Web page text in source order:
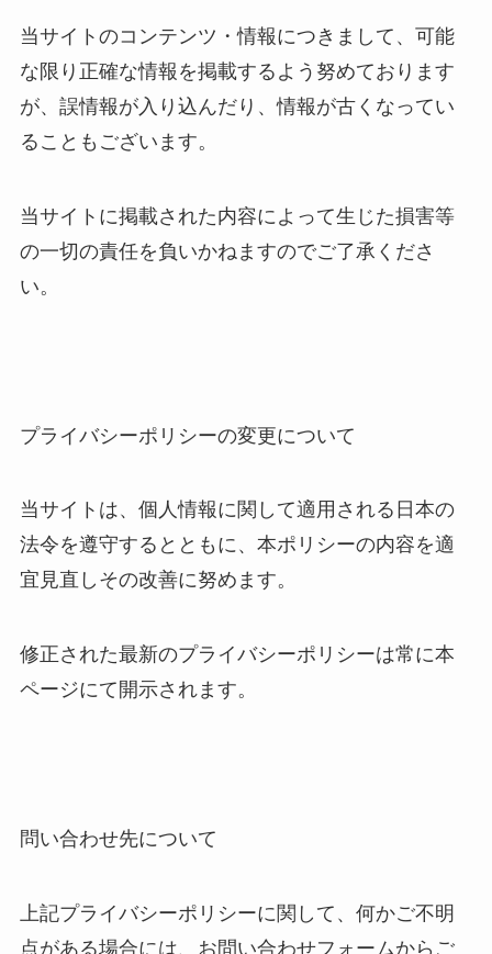
当サイトのコンテンツ・情報につきまして、可能
な限り正確な情報を掲載するよう努めております
が、誤情報が入り込んだり、情報が古くなってい
ることもございます。
当サイトに掲載された内容によって生じた損害等
の一切の責任を負いかねますのでご了承くださ
い。
プライバシーポリシーの変更について
当サイトは、個人情報に関して適用される日本の
法令を遵守するとともに、本ポリシーの内容を適
宜見直しその改善に努めます。
修正された最新のプライバシーポリシーは常に本
ページにて開示されます。
問い合わせ先について
上記プライバシーポリシーに関して、何かご不明
点がある場合には、お問い合わせフォームからご